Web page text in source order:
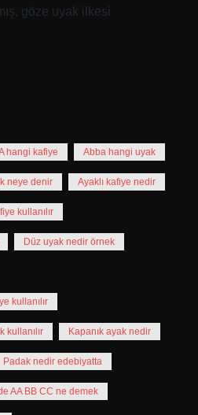
göze uyak ilkesi
hangi kafiye Abba hangi uyak
neye denir Ayaklı kafiye nedir
kullanılır
Düz uyak nedir örnek
kullanılır
kullanılır Kapanık ayak nedir
Padak nedir edebiyatta
AA BB CC ne demek